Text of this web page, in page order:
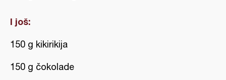
I još:
150 g kikirikija
150 g čokolade